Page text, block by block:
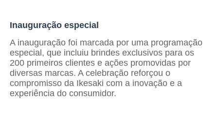
Inauguração especial
A inauguração foi marcada por uma programação
especial, que incluiu brindes exclusivos para os
200 primeiros clientes e ações promovidas por
diversas marcas. A celebração reforçou o
compromisso da Ikesaki com a inovação e a
experiência do consumidor.